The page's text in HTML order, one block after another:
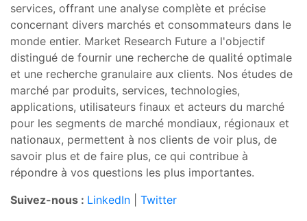
services, offrant une analyse complète et précise
concernant divers marchés et consommateurs dans le
monde entier. Market Research Future a l'objectif
distingué de fournir une recherche de qualité optimale
et une recherche granulaire aux clients. Nos études de
marché par produits, services, technologies,
applications, utilisateurs finaux et acteurs du marché
pour les segments de marché mondiaux, régionaux et
nationaux, permettent à nos clients de voir plus, de
savoir plus et de faire plus, ce qui contribue à
répondre à vos questions les plus importantes.
Suivez-nous : LinkedIn Twitter